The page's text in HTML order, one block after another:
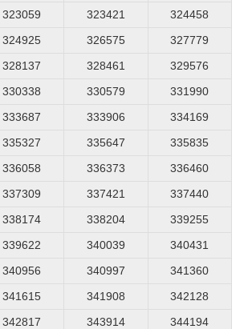
323059 323421
324458
324925 326575
327779
328137 328461
329576
330338 330579
331990
333687 333906
334169
335327 335647
335835
336058 336373
336460
337309 337421
337440
338174 338204
339255
339622 340039
340431
340956 340997
341360
341615 341908
342128
342817 343914
344194